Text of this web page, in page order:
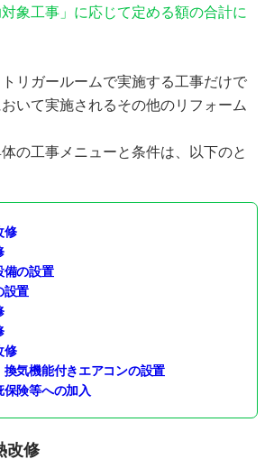
象工事」に応じて定める額の合計に
リガールームで実施する工事だけで
いて実施されるその他のリフォーム
の工事メニューと条件は、以下のと
修
の設置
置
修
気機能付きエアコンの設置
険等への加入
改修